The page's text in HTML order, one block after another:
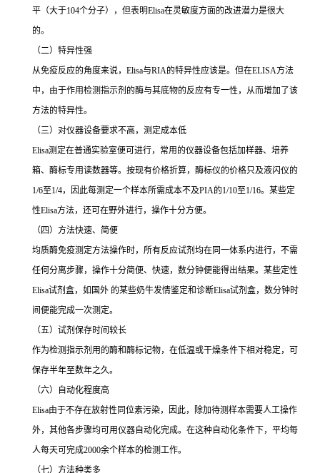
平（大于104个分子），但表明Elisa在灵敏度方面的改进潜力是很大
的。
（二）特异性强
从免疫反应的角度来说， Elisa与RIA的特异性应该是。但在ELISA方法
中，由于作用检测指示剂的酶与其底物的反应有专一性，从而增加了该
方法的特异性。
（三）对仪器设备要求不高，测定成本低
Elisa测定在普通实验室便可进行，常用的仪器设备包括加样器、培养
箱、酶标专用读数器等。按现有价格折算，酶标仪的价格只及液闪仪的
1/6至1/4，因此每测定一个样本所需成本不及PIA的1/10至1/16。某些定
性Elisa方法，还可在野外进行，操作十分方便。
（四）方法快速、简便
均质酶免疫测定方法操作时，所有反应试剂均在同一体系内进行，不需
任何分离步骤，操作十分简便、快速，数分钟便能得出结果。某些定性
Elisa试剂盒，如国外 的某些奶牛发情鉴定和诊断Elisa试剂盒，数分钟时
间便能完成一次测定。
（五）试剂保存时间较长
作为检测指示剂用的酶和酶标记物，在低温或干燥条件下相对稳定，可
保存半年至数年之久。
（六）自动化程度高
Elisa由于不存在放射性同位素污染，因此，除加待测样本需要人工操作
外，其他各步骤均可用仪器自动化完成。在这种自动化条件下，平均每
人每天可完成2000余个样本的检测工作。
（七）方法种类多